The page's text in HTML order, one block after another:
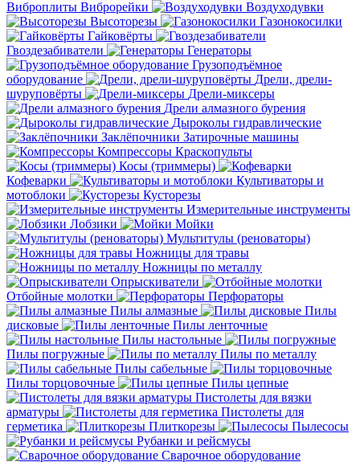
Виброплиты Виброрейки
Воздуходувки
Высоторезы
Газонокосилки
Гайковёрты
Гвоздезабиватели
Генераторы
Грузоподъёмное
оборудование
Дрели, дрели-
шуруповёрты
Дрели-миксеры
Дрели алмазного бурения
Дыроколы гидравлические
Заклёпочники Затирочные машины
Компрессоры Краскопульты
Косы (триммеры)
Кофеварки
Культиваторы и
мотоблоки
Кусторезы
Измерительные инструменты
Лобзики
Мойки
Мультитулы (реноваторы)
Ножницы для травы
Ножницы по металлу
Опрыскиватели
Отбойные молотки
Перфораторы
Пилы алмазные
Пилы
дисковые
Пилы ленточные
Пилы настольные
Пилы погружные
Пилы по металлу
Пилы сабельные
Пилы торцовочные
Пилы цепные
Пистолеты для вязки
арматуры
Пистолеты для
герметика
Плиткорезы
Пылесосы
Рубанки и рейсмусы
Сварочное оборудование